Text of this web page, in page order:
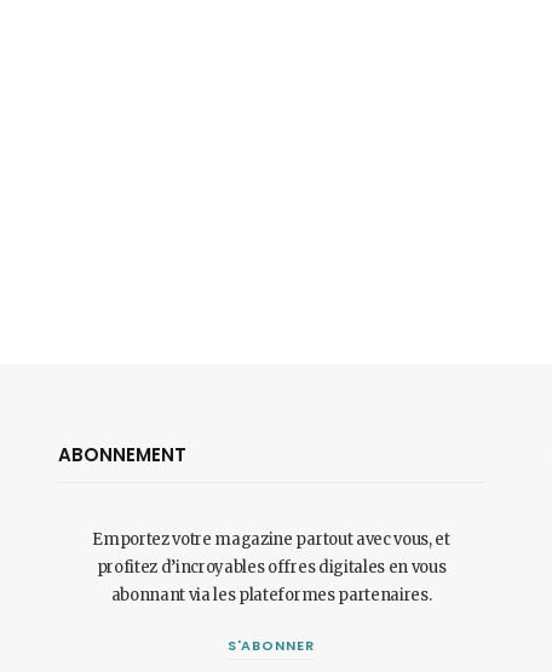
ABONNEMENT
Emportez votre magazine partout avec vous, et
profitez d’incroyables offres digitales en vous
abonnant via les plateformes partenaires.
S'ABONNER